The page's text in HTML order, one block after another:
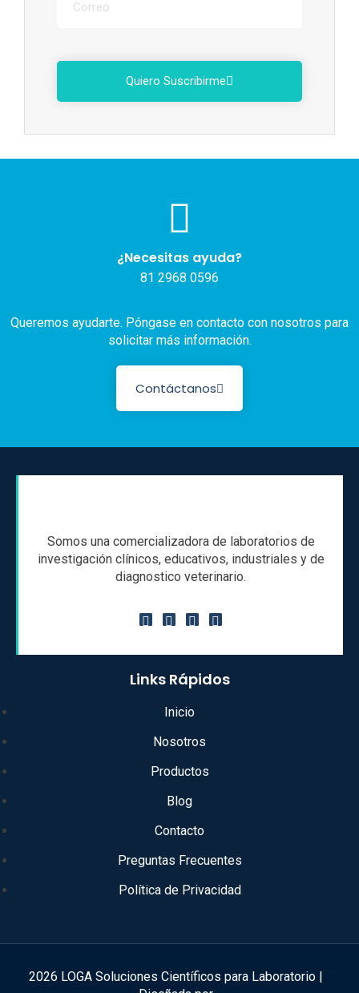
Quiero Suscribirme
¿Necesitas ayuda?
81 2968 0596
Queremos ayudarte. Póngase en contacto con nosotros para
solicitar más información.
Contáctanos
Somos una comercializadora de laboratorios de
investigación clínicos, educativos, industriales y de
diagnostico veterinario.
Links Rápidos
Inicio
Nosotros
Productos
Blog
Contacto
Preguntas Frecuentes
Política de Privacidad
2026 LOGA Soluciones Científicos para Laboratorio |